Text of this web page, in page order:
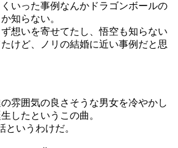
いった事例なんかドラゴンボールの
知らない。
想いを寄せてたし、悟空も知らない
けど、ノリの結婚に近い事例だと思
雰囲気の良さそうな男女を冷やかし
したというこの曲。
というわけだ。